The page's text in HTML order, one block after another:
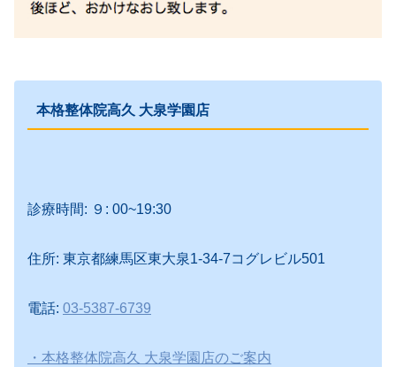
本格整体院高久 大泉学園店
診療時間: ９: 00~19:30
住所: 東京都練馬区東大泉1-34-7コグレビル501
電話: 03-5387-6739
・本格整体院高久 大泉学園店のご案内